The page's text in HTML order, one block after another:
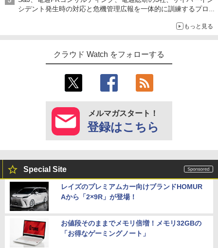
シデント発生時の対応と危機管理広報を一体的に訓練するプログ
もっと見る
クラウド Watch をフォローする
メルマガスタート！
登録はこちら
Special Site
レイズのプレミアムカー向けブランドHOMUR
Aから「2×9R」が登場！
お値段そのままでメモリ倍増！メモリ32GBの
「お得なゲーミングノート」